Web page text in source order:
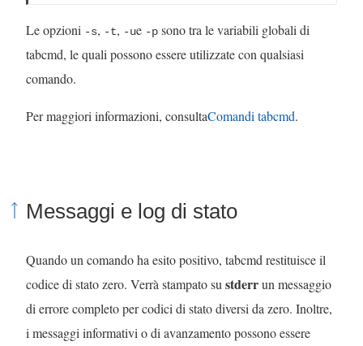
Le opzioni -s, -t, -ue -p sono tra le variabili globali di
tabcmd, le quali possono essere utilizzate con qualsiasi
comando.
Per maggiori informazioni, consultaComandi tabcmd.
Messaggi e log di stato
Quando un comando ha esito positivo, tabcmd restituisce il
codice di stato zero. Verrà stampato su stderrun messaggio
di errore completo per codici di stato diversi da zero. Inoltre,
i messaggi informativi o di avanzamento possono essere